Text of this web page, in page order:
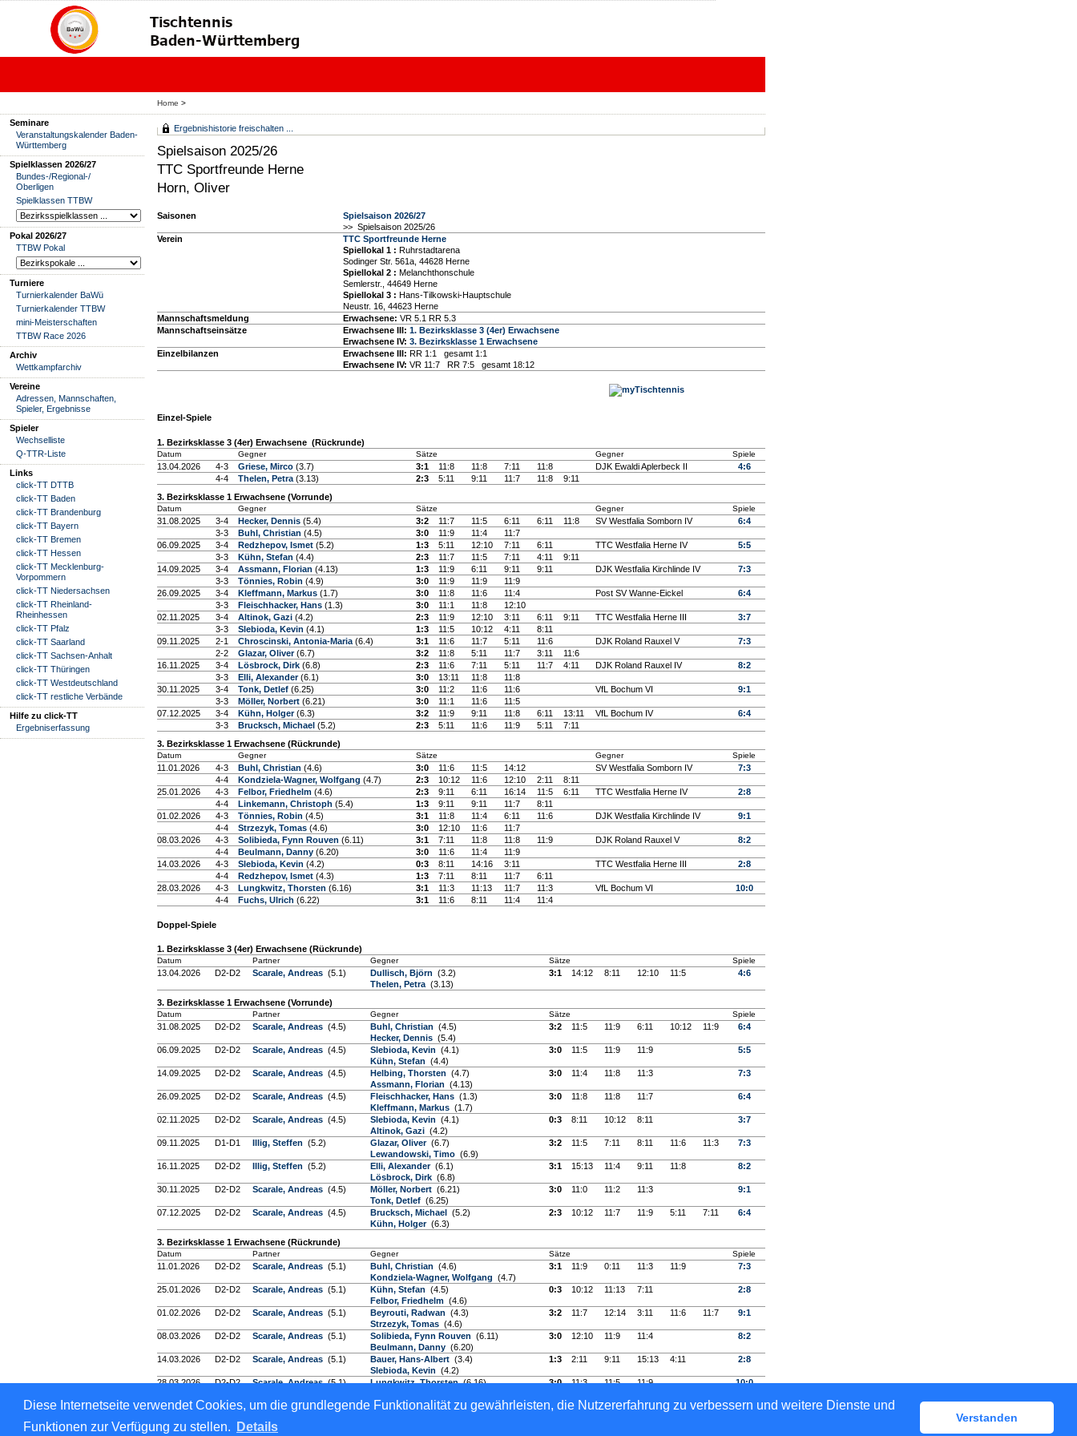
Diese Internetseite verwendet Cookies, um die grundlegende Funktionalität zu gewährleisten, die Nutzererfahrung zu verbessern und weitere Dienste und
Funktionen zur Verfügung zu stellen.
Details
Verstanden
Home >
Seminare
Veranstaltungskalender Baden-
Württemberg
Spielklassen 2026/27
Bundes-/Regional-/
Oberligen
Spielklassen TTBW
Pokal 2026/27
TTBW Pokal
Turniere
Turnierkalender BaWü
Turnierkalender TTBW
mini-Meisterschaften
TTBW Race 2026
Archiv
Wettkampfarchiv
Vereine
Adressen, Mannschaften,
Spieler, Ergebnisse
Spieler
Wechselliste
Q-TTR-Liste
Links
click-TT DTTB
click-TT Baden
click-TT Brandenburg
click-TT Bayern
click-TT Bremen
click-TT Hessen
click-TT Mecklenburg-
Vorpommern
click-TT Niedersachsen
click-TT Rheinland-
Rheinhessen
click-TT Pfalz
click-TT Saarland
click-TT Sachsen-Anhalt
click-TT Thüringen
click-TT Westdeutschland
click-TT restliche Verbände
Hilfe zu click-TT
Ergebniserfassung
Ergebnishistorie freischalten ...
Spielsaison 2025/26
TTC Sportfreunde Herne
Horn, Oliver
Saisonen
Spielsaison 2026/27
>> Spielsaison 2025/26
Verein
TTC Sportfreunde Herne
Spiellokal 1 : Ruhrstadtarena
Sodinger Str. 561a, 44628 Herne
Spiellokal 2 : Melanchthonschule
Semlerstr., 44649 Herne
Spiellokal 3 : Hans-Tilkowski-Hauptschule
Neustr. 16, 44623 Herne
Mannschaftsmeldung
Erwachsene: VR 5.1 RR 5.3
Mannschaftseinsätze
Erwachsene III: 1. Bezirksklasse 3 (4er) Erwachsene
Erwachsene IV: 3. Bezirksklasse 1 Erwachsene
Einzelbilanzen
Erwachsene III: RR 1:1 gesamt 1:1
Erwachsene IV: VR 11:7 RR 7:5 gesamt 18:12
Einzel-Spiele
1. Bezirksklasse 3 (4er) Erwachsene (Rückrunde)
Datum Gegner Sätze Gegner Spiele
13.04.2026 4-3 Griese, Mirco (3.7) 3:1 11:8 11:8 7:11 11:8 DJK Ewaldi Aplerbeck II
4:6
4-4
Thelen, Petra (3.13) 2:3 5:11 9:11 11:7 11:8
9:11
3. Bezirksklasse 1 Erwachsene (Vorrunde)
Datum Gegner Sätze Gegner Spiele
31.08.2025 3-4 Hecker, Dennis (5.4) 3:2 11:7 11:5 6:11 6:11 11:8 SV Westfalia Somborn IV
6:4
3-3
Buhl, Christian (4.5) 3:0 11:9 11:4
11:7
06.09.2025
3-4 Redzhepov, Ismet (5.2) 1:3 5:11 12:10 7:11 6:11 TTC Westfalia Herne IV
5:5
3-3
Kühn, Stefan (4.4) 2:3 11:7 11:5 7:11 4:11
9:11
14.09.2025
3-4 Assmann, Florian (4.13) 1:3 11:9 6:11 9:11 9:11 DJK Westfalia Kirchlinde IV
7:3
3-3
Tönnies, Robin (4.9) 3:0 11:9 11:9
11:9
26.09.2025
3-4 Kleffmann, Markus (1.7) 3:0 11:8 11:6 11:4 Post SV Wanne-Eickel
6:4
3-3
Fleischhacker, Hans (1.3) 3:0 11:1 11:8
12:10
02.11.2025
3-4 Altinok, Gazi (4.2) 2:3 11:9 12:10 3:11 6:11 9:11 TTC Westfalia Herne III
3:7
3-3
Slebioda, Kevin (4.1) 1:3 11:5 10:12 4:11
8:11
09.11.2025
2-1 Chroscinski, Antonia-Maria (6.4) 3:1 11:6 11:7 5:11 11:6 DJK Roland Rauxel V
7:3
2-2
Glazar, Oliver(6.7) 3:2 11:8 5:11 11:7 3:11
11:6
16.11.2025
3-4 Lösbrock, Dirk (6.8) 2:3 11:6 7:11 5:11 11:7 4:11 DJK Roland Rauxel IV
8:2
3-3
Elli, Alexander(6.1) 3:0 13:11 11:8
11:8
30.11.2025
3-4 Tonk, Detlef (6.25) 3:0 11:2 11:6 11:6 VfL Bochum VI
9:1
3-3
Möller, Norbert (6.21) 3:0 11:1 11:6
11:5
07.12.2025
3-4 Kühn, Holger(6.3) 3:2 11:9 9:11 11:8 6:11 13:11 VfL Bochum IV
6:4
3-3
Brucksch, Michael (5.2) 2:3 5:11 11:6 11:9 5:11
7:11
3. Bezirksklasse 1 Erwachsene (Rückrunde)
Datum Gegner Sätze Gegner Spiele
11.01.2026 4-3 Buhl, Christian (4.6) 3:0 11:6 11:5 14:12 SV Westfalia Somborn IV
7:3
4-4
Kondziela-Wagner, Wolfgang (4.7) 2:3 10:12 11:6 12:10 2:11
8:11
25.01.2026
4-3 Felbor, Friedhelm (4.6) 2:3 9:11 6:11 16:14 11:5 6:11 TTC Westfalia Herne IV
2:8
4-4
Linkemann, Christoph (5.4) 1:3 9:11 9:11 11:7
8:11
01.02.2026
4-3 Tönnies, Robin (4.5) 3:1 11:8 11:4 6:11 11:6 DJK Westfalia Kirchlinde IV
9:1
4-4
Strzezyk, Tomas (4.6) 3:0 12:10 11:6
11:7
08.03.2026
4-3 Solibieda, Fynn Rouven (6.11) 3:1 7:11 11:8 11:8 11:9 DJK Roland Rauxel V
8:2
4-4
Beulmann, Danny (6.20) 3:0 11:6 11:4
11:9
14.03.2026
4-3 Slebioda, Kevin (4.2) 0:3 8:11 14:16 3:11 TTC Westfalia Herne III
2:8
4-4
Redzhepov, Ismet (4.3) 1:3 7:11 8:11 11:7
6:11
28.03.2026
4-3 Lungkwitz, Thorsten (6.16) 3:1 11:3 11:13 11:7 11:3 VfL Bochum VI
10:0
4-4
Fuchs, Ulrich (6.22) 3:1 11:6 8:11 11:4 11:4
Doppel-Spiele
1. Bezirksklasse 3 (4er) Erwachsene (Rückrunde)
Datum Partner Gegner Sätze Spiele
13.04.2026 D2-D2 Scarale, Andreas (5.1) Dullisch, Björn (3.2)
Thelen, Petra (3.13)
3:1 14:12 8:11 12:10 11:5 4:6
3. Bezirksklasse 1 Erwachsene (Vorrunde)
Datum Partner Gegner Sätze Spiele
31.08.2025 D2-D2 Scarale, Andreas (4.5) Buhl, Christian (4.5)
Hecker, Dennis (5.4)
3:2 11:5 11:9 6:11 10:12 11:9 6:4
06.09.2025 D2-D2 Scarale, Andreas (4.5) Slebioda, Kevin (4.1)
Kühn, Stefan (4.4)
3:0 11:5 11:9 11:9 5:5
14.09.2025 D2-D2 Scarale, Andreas (4.5) Helbing, Thorsten (4.7)
Assmann, Florian (4.13)
3:0 11:4 11:8 11:3 7:3
26.09.2025 D2-D2 Scarale, Andreas (4.5) Fleischhacker, Hans (1.3)
Kleffmann, Markus (1.7)
3:0 11:8 11:8 11:7 6:4
02.11.2025 D2-D2 Scarale, Andreas (4.5) Slebioda, Kevin (4.1)
Altinok, Gazi (4.2)
0:3 8:11 10:12 8:11 3:7
09.11.2025 D1-D1 Illig, Steffen (5.2) Glazar, Oliver (6.7)
Lewandowski, Timo (6.9)
3:2 11:5 7:11 8:11 11:6 11:3 7:3
16.11.2025 D2-D2 Illig, Steffen (5.2) Elli, Alexander (6.1)
Lösbrock, Dirk (6.8)
3:1 15:13 11:4 9:11 11:8 8:2
30.11.2025 D2-D2 Scarale, Andreas (4.5) Möller, Norbert (6.21)
Tonk, Detlef (6.25)
3:0 11:0 11:2 11:3 9:1
07.12.2025 D2-D2 Scarale, Andreas (4.5) Brucksch, Michael (5.2)
Kühn, Holger (6.3)
2:3 10:12 11:7 11:9 5:11 7:11 6:4
3. Bezirksklasse 1 Erwachsene (Rückrunde)
Datum Partner Gegner Sätze Spiele
11.01.2026 D2-D2 Scarale, Andreas (5.1) Buhl, Christian (4.6)
Kondziela-Wagner, Wolfgang (4.7)
3:1 11:9 0:11 11:3 11:9 7:3
25.01.2026 D2-D2 Scarale, Andreas (5.1) Kühn, Stefan (4.5)
Felbor, Friedhelm (4.6)
0:3 10:12 11:13 7:11 2:8
01.02.2026 D2-D2 Scarale, Andreas (5.1) Beyrouti, Radwan (4.3)
Strzezyk, Tomas (4.6)
3:2 11:7 12:14 3:11 11:6 11:7 9:1
08.03.2026 D2-D2 Scarale, Andreas (5.1) Solibieda, Fynn Rouven (6.11)
Beulmann, Danny (6.20)
3:0 12:10 11:9 11:4 8:2
14.03.2026 D2-D2 Scarale, Andreas (5.1) Bauer, Hans-Albert (3.4)
Slebioda, Kevin (4.2)
1:3 2:11 9:11 15:13 4:11 2:8
28.03.2026 D2-D2 Scarale, Andreas(5.1) Lungkwitz, Thorsten(6.16)
3:0 11:3 11:5 11:9 10:0
Für den Inhalt verantwortlich: Westdeutscher Tischtennis-Verband e.V.